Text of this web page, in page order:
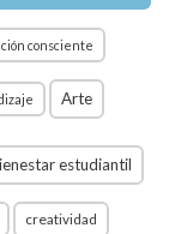
consciente
Arte
estudiantil
creatividad